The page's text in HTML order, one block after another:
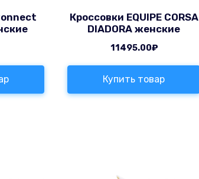
Кроссовки EQUIPE CORSA
DIADORA женские
11495.00₽
Купить товар